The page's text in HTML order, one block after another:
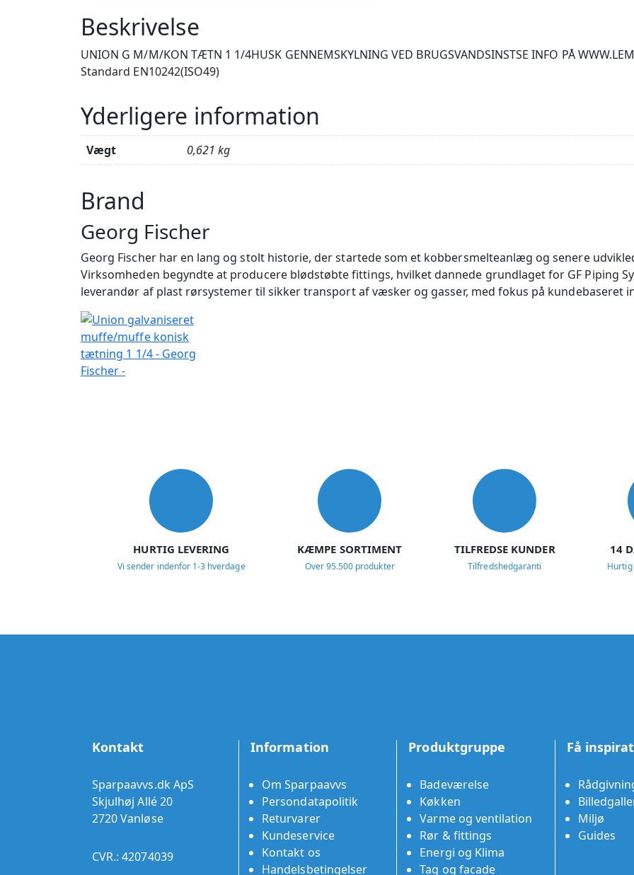
Beskrivelse
UNION G M/M/KON TÆTN 1 1/4HUSK GENNEMSKYLNING VED BRUGSVANDSINSTSE INFO PÅ
Standard EN10242(ISO49)
Yderligere information
Vægt 0,621 kg
Brand
Georg Fischer
Georg Fischer har en lang og stolt historie, der startede som et kobbersmelteanlæg og senere
Virksomheden begyndte at producere blødstøbte fittings, hvilket dannede grundlaget for GF Piping
leverandør af plast rørsystemer til sikker transport af væsker og gasser, med fokus på kundebaseret
HURTIG LEVERING
Vi sender indenfor 1-3 hverdage
KÆMPE SORTIMENT
Over 95.500 produkter
TILFREDSE KUNDER
Tilfredshedgaranti
14
Kontakt
Sparpaavvs.dk ApS
Skjulhøj Allé 20
2720 Vanløse
CVR.: 42074039
Information
Om Sparpaavvs
Persondatapolitik
Returvarer
Kundeservice
Kontakt os
Handelsbetingelser
Produktgruppe
Badeværelse
Køkken
Varme og ventilation
Rør & fittings
Energi og Klima
Tag og facade
Få
Miljø
Guides